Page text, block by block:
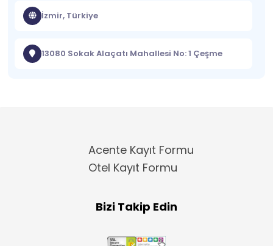
İzmir, Türkiye
13080 Sokak Alaçatı Mahallesi No: 1 Çeşme
Acente Kayıt Formu
Otel Kayıt Formu
Bizi Takip Edin